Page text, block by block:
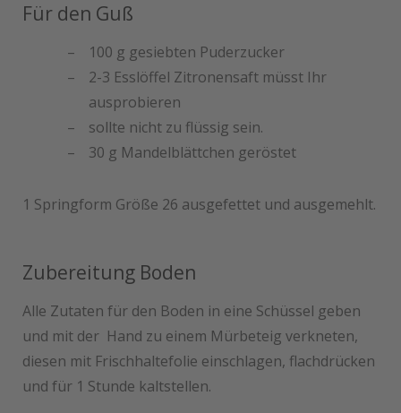
Für den Guß
100 g gesiebten Puderzucker
2-3 Esslöffel Zitronensaft müsst Ihr
ausprobieren
sollte nicht zu flüssig sein.
30 g Mandelblättchen geröstet
1 Springform Größe 26 ausgefettet und ausgemehlt.
Zubereitung Boden
Alle Zutaten für den Boden in eine Schüssel geben
und mit der Hand zu einem Mürbeteig verkneten,
diesen mit Frischhaltefolie einschlagen, flachdrücken
und für 1 Stunde kaltstellen.